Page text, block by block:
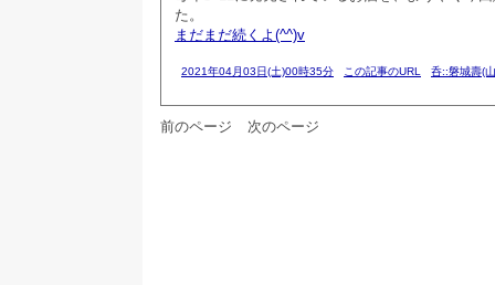
た。
まだまだ続くよ(^^)v
2021年04月03日(土)00時35分 この記事のURL 呑::磐城壽(
前のページ 次のページ